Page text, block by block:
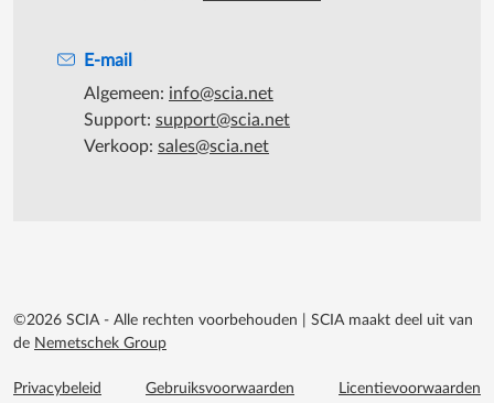
E-mail
Algemeen: info@scia.net
Support: support@scia.net
Verkoop: sales@scia.net
©2026 SCIA - Alle rechten voorbehouden
SCIA maakt deel uit van
de Nemetschek Group
Footer menu extra
Privacybeleid Gebruiksvoorwaarden Licentievoorwaarden